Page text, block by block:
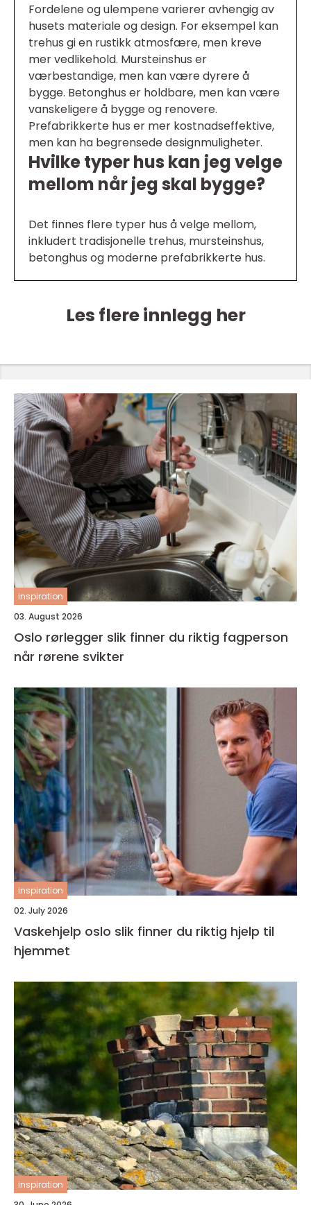
Fordelene og ulempene varierer avhengig av
husets materiale og design. For eksempel kan
trehus gi en rustikk atmosfære, men kreve
mer vedlikehold. Mursteinshus er
værbestandige, men kan være dyrere å
bygge. Betonghus er holdbare, men kan være
vanskeligere å bygge og renovere.
Prefabrikkerte hus er mer kostnadseffektive,
men kan ha begrensede designmuligheter.
Hvilke typer hus kan jeg velge
mellom når jeg skal bygge?
Det finnes flere typer hus å velge mellom,
inkludert tradisjonelle trehus, mursteinshus,
betonghus og moderne prefabrikkerte hus.
Les flere innlegg her
inspiration
03. August 2026
Oslo rørlegger slik finner du riktig fagperson
når rørene svikter
inspiration
02. July 2026
Vaskehjelp oslo slik finner du riktig hjelp til
hjemmet
inspiration